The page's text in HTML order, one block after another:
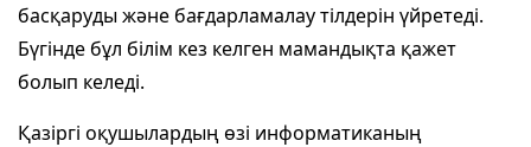
басқаруды және бағдарламалау тілдерін үйретеді.
Бүгінде бұл білім кез келген мамандықта қажет
болып келеді.
Қазіргі оқушылардың өзі информатиканың